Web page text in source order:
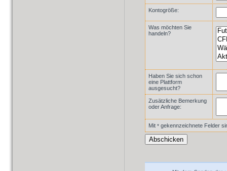
Kontogröße:
Was möchten Sie
handeln?
Haben Sie sich schon
eine Plattform
ausgesucht?
Zusätzliche Bemerkung
oder Anfrage:
Mit * gekennzeichnete Felder